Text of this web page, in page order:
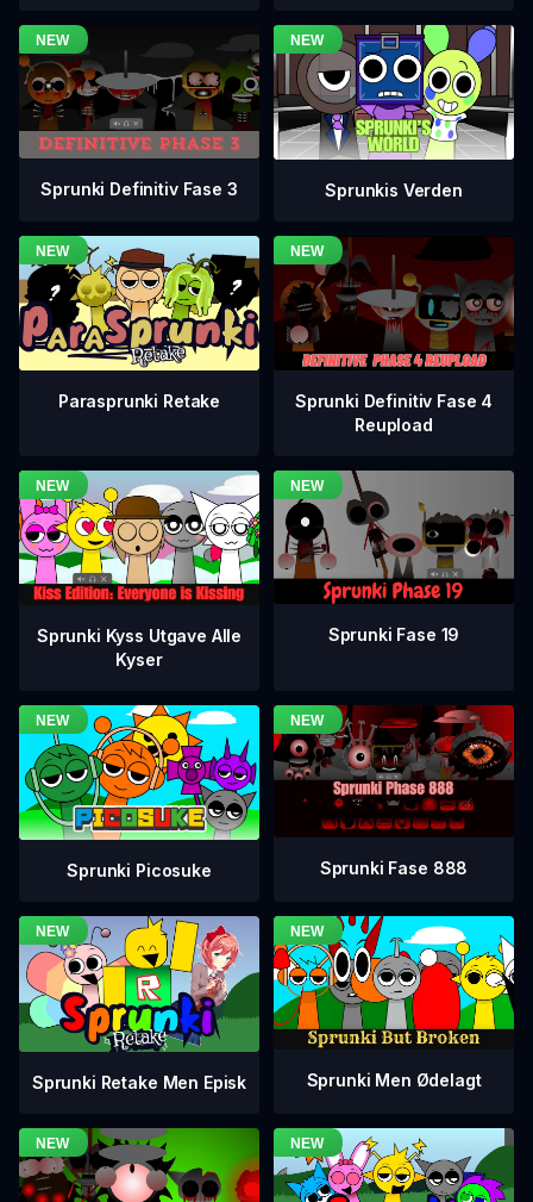
Sprunki Definitiv Fase 3 Sprunkis Verden
Parasprunki Retake
Sprunki Definitiv Fase 4
Reupload
Sprunki Kyss Utgave Alle
Kyser
Sprunki Fase 19
Sprunki Picosuke Sprunki Fase 888
Sprunki Retake Men Episk Sprunki Men Ødelagt